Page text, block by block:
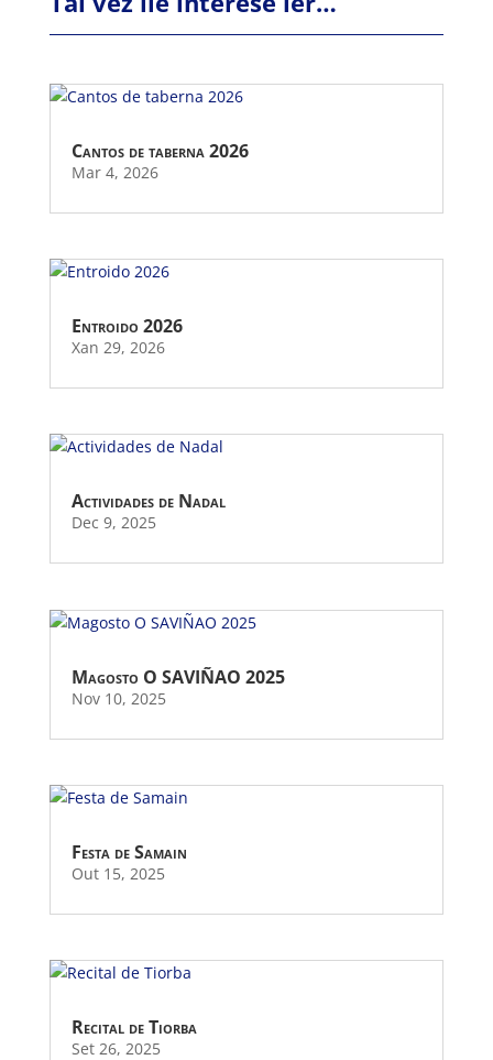
Cantos de taberna 2026
Mar 4, 2026
Entroido 2026
Xan 29, 2026
Actividades de Nadal
Dec 9, 2025
Magosto O SAVIÑAO 2025
Nov 10, 2025
Festa de Samain
Out 15, 2025
Recital de Tiorba
Set 26, 2025